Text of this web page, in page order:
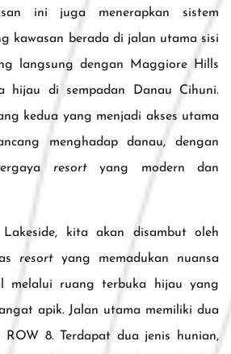
ini juga menerapkan sistem
kawasan berada di jalan utama sisi
langsung dengan Maggiore Hills
hijau di sempadan Danau Cihuni.
kedua yang menjadi akses utama
menghadap danau, dengan
resort yang modern dan
Lakeside, kita akan disambut oleh
resort yang memadukan nuansa
melalui ruang terbuka hijau yang
apik. Jalan utama memiliki dua
ROW 8. Terdapat dua jenis hunian,